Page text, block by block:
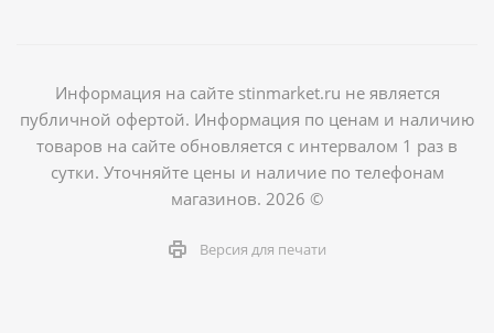
Информация на сайте stinmarket.ru не является
публичной офертой. Информация по ценам и наличию
товаров на сайте обновляется с интервалом 1 раз в
сутки. Уточняйте цены и наличие по телефонам
магазинов. 2026 ©
Версия для печати